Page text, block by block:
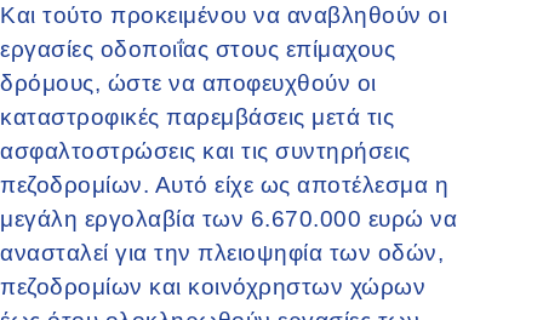
Και τούτο προκειμένου να αναβληθούν οι
εργασίες οδοποιΐας στους επίμαχους
δρόμους, ώστε να αποφευχθούν οι
καταστροφικές παρεμβάσεις μετά τις
ασφαλτοστρώσεις και τις συντηρήσεις
πεζοδρομίων. Αυτό είχε ως αποτέλεσμα η
μεγάλη εργολαβία των 6.670.000 ευρώ να
ανασταλεί για την πλειοψηφία των οδών,
πεζοδρομίων και κοινόχρηστων χώρων